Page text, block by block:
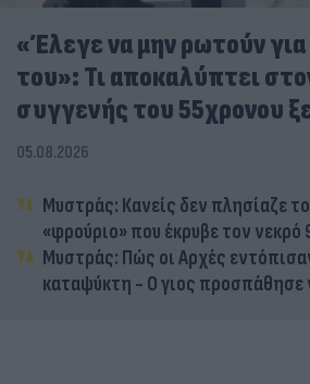
«Έλεγε να μην ρωτούν
του»: Τι αποκαλύπτει
συγγενής του 55χρονου
05.08.2026
Μυστράς: Κανείς δεν πλησίαζε
«φρούριο» που έκρυβε τον νεκρό
Μυστράς: Πώς οι Αρχές
καταψύκτη - Ο γιος προσπάθησε